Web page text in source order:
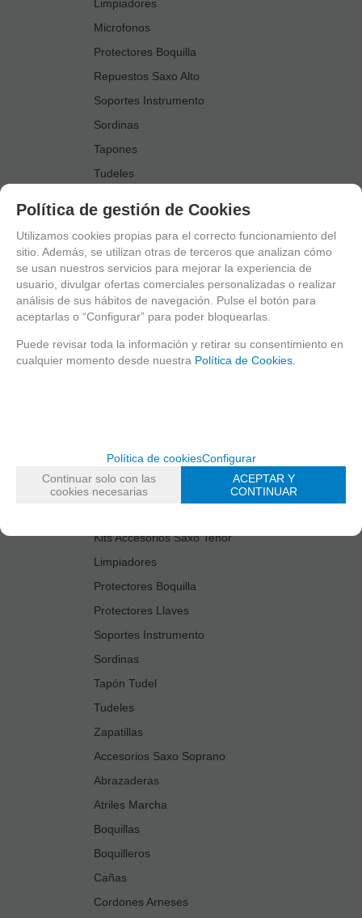
Limpiadores
Microfonos
Protectores Boquilla
Repuestos Saxo Alto
Soportes Instrumento
Sordinas
Tapones
Tudeles
Accesorios Saxo Tenor
Abrazaderas
Anillo Fonico Saxo Tenor
Atriles Marcha
Boquillas
Boquilleros
Cañas
Estuches Guardacañas
Estuches Instrumento
Kits Accesorios Saxo Tenor
Limpiadores
Protectores Boquilla
Protectores Llaves
Soportes Instrumento
Sordinas
Tapón Tudel
Tudeles
Zapatillas
Accesorios Saxo Soprano
Abrazaderas
Atriles Marcha
Boquillas
Boquilleros
Cañas
Cordones Arneses
Política de gestión de Cookies
Utilizamos cookies propias para el correcto funcionamiento del
sitio. Además, se utilizan otras de terceros que analizan cómo
se usan nuestros servicios para mejorar la experiencia de
usuario, divulgar ofertas comerciales personalizadas o realizar
análisis de sus hábitos de navegación. Pulse el botón para
aceptarlas o “Configurar” para poder bloquearlas.
Puede revisar toda la información y retirar su consentimiento en
cualquier momento desde nuestra Política de Cookies.
Política de cookiesConfigurar
Continuar solo con las
cookies necesarias
ACEPTAR Y
CONTINUAR